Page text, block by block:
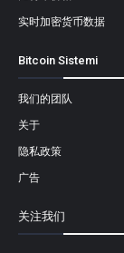
实时加密货币数据
Bitcoin Sistemi
我们的团队
关于
隐私政策
广告
关注我们